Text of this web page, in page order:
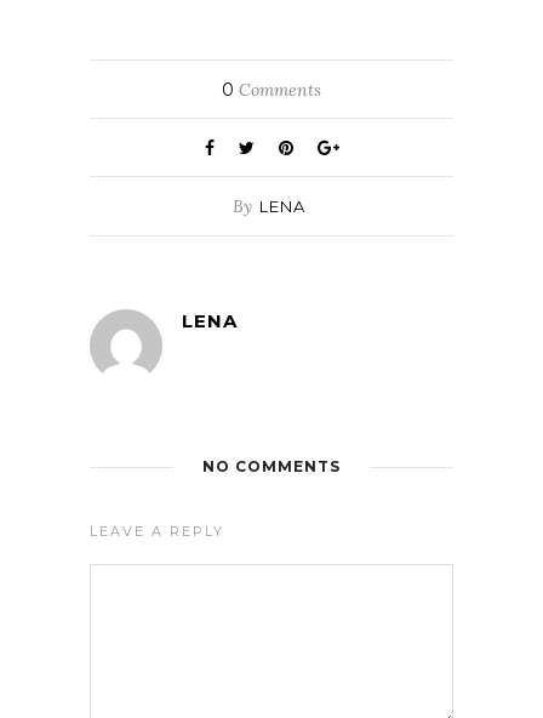
0 Comments
By LENA
LENA
NO COMMENTS
LEAVE A REPLY